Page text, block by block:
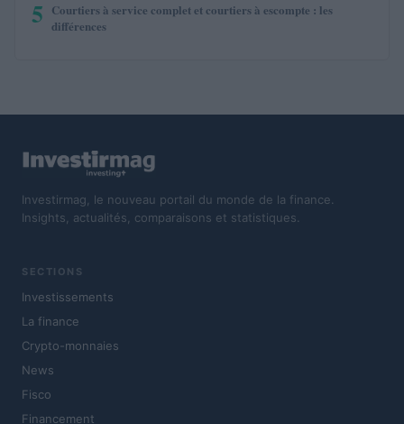
5 Courtiers à service complet et courtiers à escompte : les
différences
Investirmag, le nouveau portail du monde de la finance.
Insights, actualités, comparaisons et statistiques.
SECTIONS
Investissements
La finance
Crypto-monnaies
News
Fisco
Financement